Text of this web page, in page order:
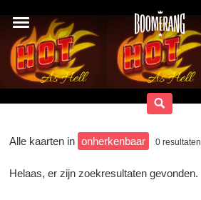
Alle kaarten in onherkenbaar 0 resultaten
Helaas, er zijn zoekresultaten gevonden.